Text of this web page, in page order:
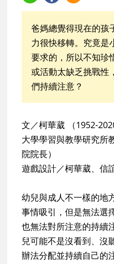
爸媽總覺得現在的孩
力很快移轉。究竟是
要求的，所以不知珍
或活動太缺乏挑戰性
們持續注意？
文／柯華葳 （1952-
大學學習與教學研究所
院院長）
遊戲設計／柯華葳、信
幼兒與成人不一樣的地
事情吸引，但是無法選
也無法對所注意的持續
兒可能不是沒看到、沒
辦法分配並持續自己的